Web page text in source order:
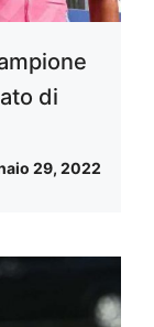
di
29, 2022